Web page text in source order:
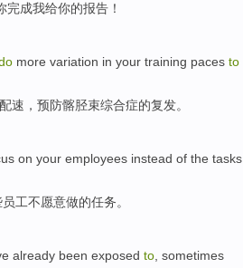
完成我给你的报告 ！
more variation in your training paces to
配速 ， 预防髂胫束综合症的复发。
on your employees instead of the tasks
员工不愿意做的任务。
already been exposed to sometimes